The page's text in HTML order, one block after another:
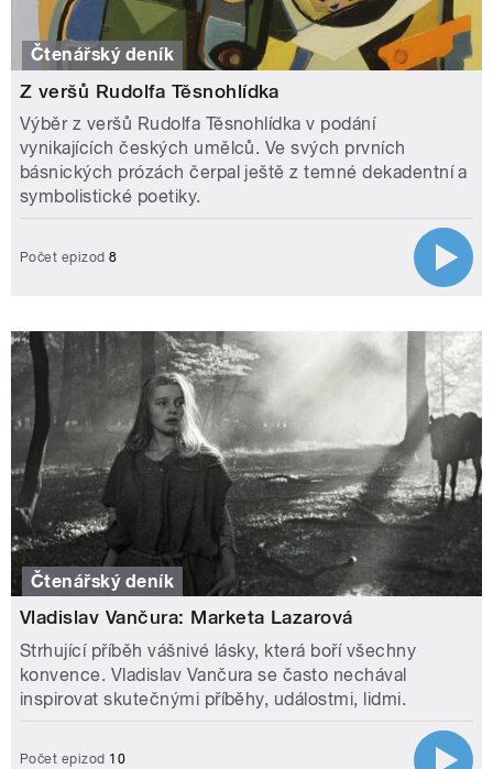
Čtenářský deník
Z veršů Rudolfa Těsnohlídka
Výběr z veršů Rudolfa Těsnohlídka v podání
vynikajících českých umělců. Ve svých prvních
básnických prózách čerpal ještě z temné dekadentní a
symbolistické poetiky.
Počet epizod 8
Čtenářský deník
Vladislav Vančura: Marketa Lazarová
Strhující příběh vášnivé lásky, která boří všechny
konvence. Vladislav Vančura se často nechával
inspirovat skutečnými příběhy, událostmi, lidmi.
Počet epizod 10